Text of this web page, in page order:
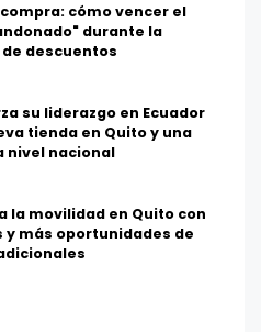
cómo vencer el
durante la
descuentos
su liderazgo en Ecuador
tienda en Quito y una
nivel nacional
la movilidad en Quito con
y más oportunidades de